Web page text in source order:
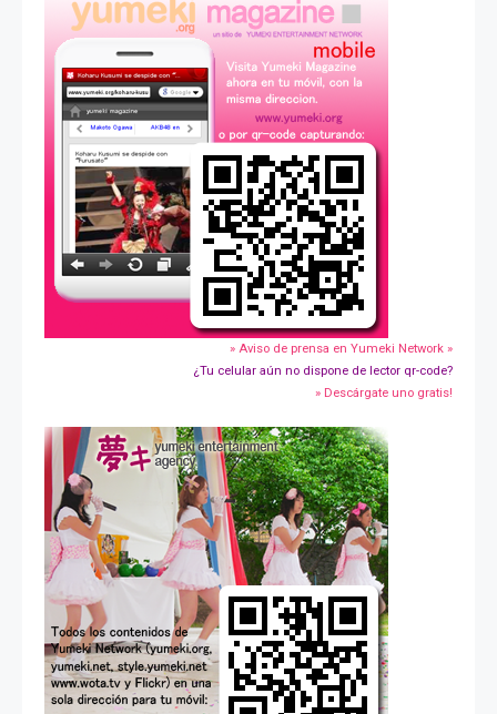
» Aviso de prensa en Yumeki Network »
¿Tu celular aún no dispone de lector qr-code?
» Descárgate uno gratis!